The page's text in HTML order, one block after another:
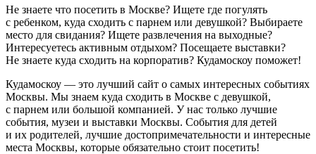
Не знаете что посетить в Москве? Ищете где погулять
с ребенком, куда сходить с парнем или девушкой? Выбираете
место для свидания? Ищете развлечения на выходные?
Интересуетесь активным отдыхом? Посещаете выставки?
Не знаете куда сходить на корпоратив? Кудамоскоу поможет!
Кудамоскоу — это лучший сайт о самых интересных событиях
Москвы. Мы знаем куда сходить в Москве с девушкой,
с парнем или большой компанией. У нас только лучшие
события, музеи и выставки Москвы. События для детей
и их родителей, лучшие достопримечательности и интересные
места Москвы, которые обязательно стоит посетить!